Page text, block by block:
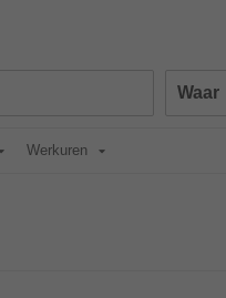
Waar
Werkuren